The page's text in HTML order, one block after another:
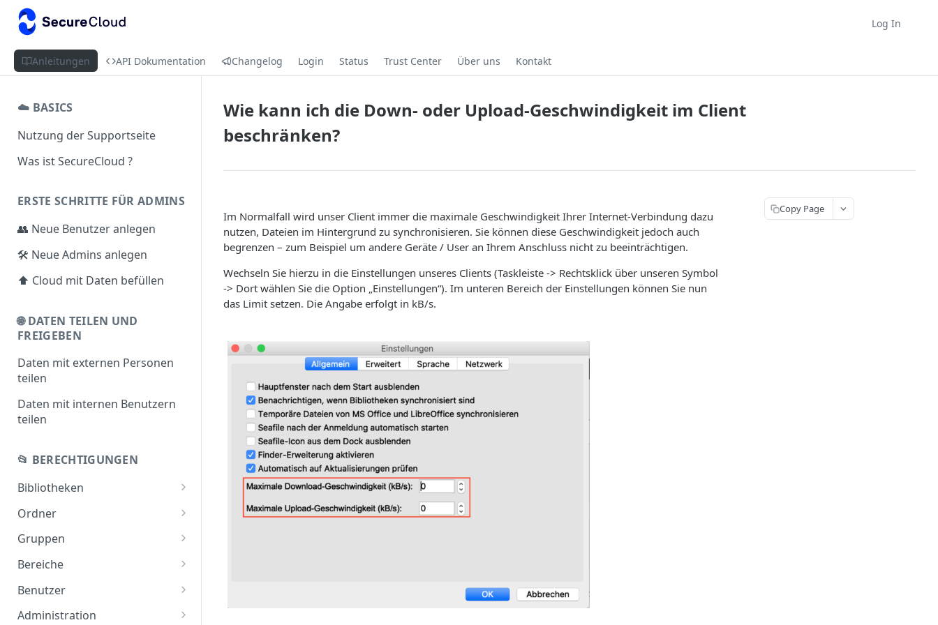
Log In
Anleitungen API Dokumentation Changelog Login Status Trust Center Über uns Kontakt
☁️ BASICS
Nutzung der Supportseite
Was ist SecureCloud ?
ERSTE SCHRITTE FÜR ADMINS
👥 Neue Benutzer anlegen
🛠️ Neue Admins anlegen
⬆️ Cloud mit Daten befüllen
🌐 DATEN TEILEN UND
FREIGEBEN
Daten mit externen Personen
teilen
Daten mit internen Benutzern
teilen
📂 BERECHTIGUNGEN
Bibliotheken
Bibliotheken teilen
Bibliotheken anlegen
Bibliotheken übertragen
Ordner
Ordner teilen
Gruppen
Gruppe anlegen
Gruppen teilen
Bereiche
Bereiche anlegen
Benutzer
Benutzerrollen
Administration
Wie kann ich die Down- oder Upload-Geschwindigkeit im Client
beschränken?
Im Normalfall wird unser Client immer die maximale Geschwindigkeit Ihrer Internet-Verbindung dazu
nutzen, Dateien im Hintergrund zu synchronisieren. Sie können diese Geschwindigkeit jedoch auch
begrenzen – zum Beispiel um andere Geräte / User an Ihrem Anschluss nicht zu beeinträchtigen.
Wechseln Sie hierzu in die Einstellungen unseres Clients (Taskleiste -> Rechtsklick über unseren Symbol
-> Dort wählen Sie die Option „Einstellungen“). Im unteren Bereich der Einstellungen können Sie nun
das Limit setzen. Die Angabe erfolgt in kB/s.
Copy Page